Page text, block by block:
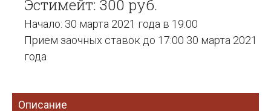
Эстимейт: 300 руб.
Начало: 30 марта 2021 года в 19:00
Прием заочных ставок до 17:00 30 марта 2021
года
Описание